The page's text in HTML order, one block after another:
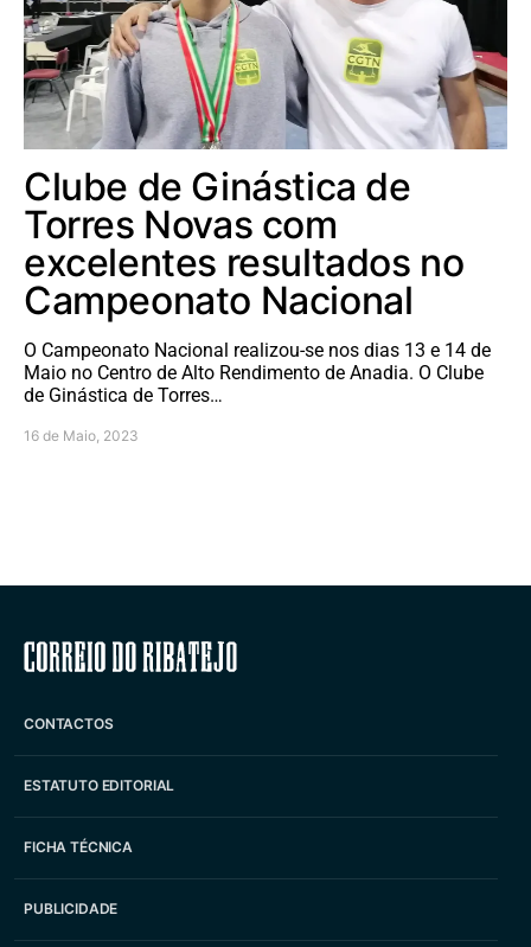
Clube de Ginástica de
Torres Novas com
excelentes resultados no
Campeonato Nacional
O Campeonato Nacional realizou-se nos dias 13 e 14 de
Maio no Centro de Alto Rendimento de Anadia. O Clube
de Ginástica de Torres…
16 de Maio, 2023
Correio do Ribatejo
CONTACTOS
ESTATUTO EDITORIAL
FICHA TÉCNICA
PUBLICIDADE